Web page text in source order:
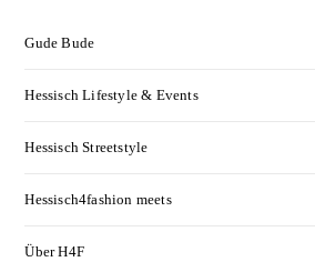
Gude Bude
Hessisch Lifestyle & Events
Hessisch Streetstyle
Hessisch4fashion meets
Über H4F